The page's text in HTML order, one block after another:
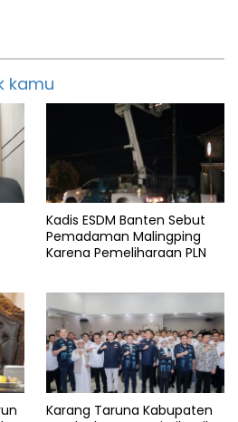
kamu
Kadis ESDM Banten Sebut
Pemadaman Malingping
Karena Pemeliharaan PLN
Karang Taruna Kabupaten